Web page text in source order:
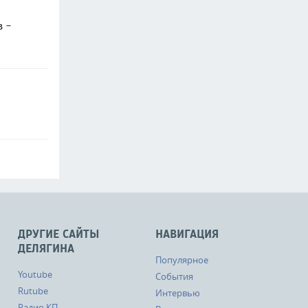
-
НАВИГАЦИЯ
Популярное
События
Интервью
ДРУГИЕ САЙТЫ
ДЕЛЯГИНА
Youtube
Rutube